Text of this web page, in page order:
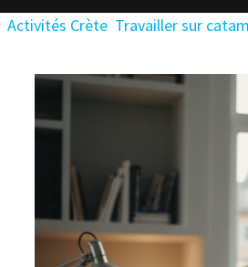
Activités Crète Travailler sur